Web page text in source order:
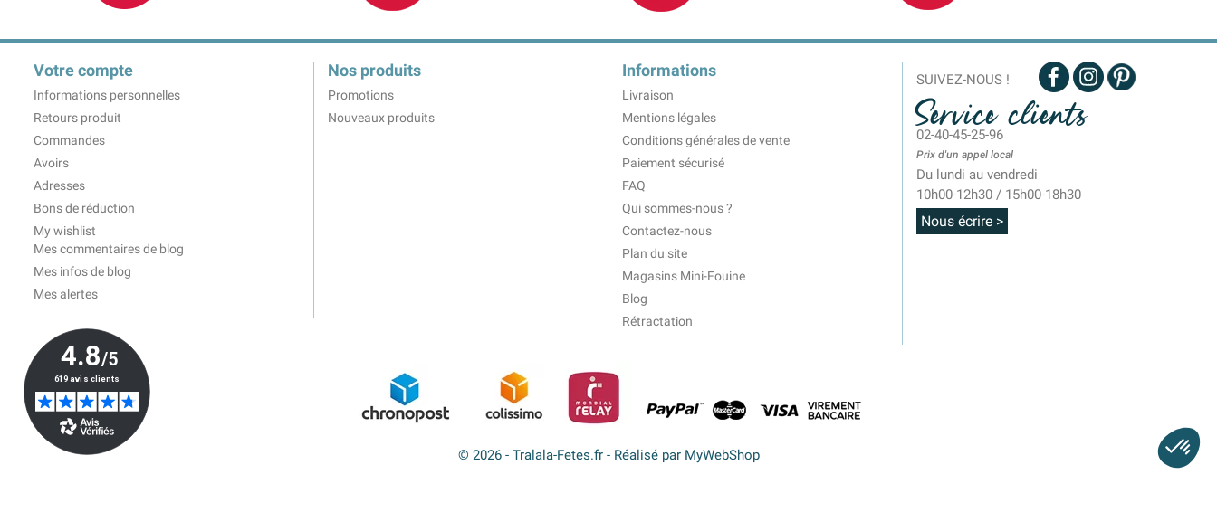
Votre compte
Informations personnelles
Retours produit
Commandes
Avoirs
Adresses
Bons de réduction
My wishlist
Mes commentaires de blog
Mes infos de blog
Mes alertes
Nos produits
Promotions
Nouveaux produits
Informations
Livraison
Mentions légales
Conditions générales de vente
Paiement sécurisé
FAQ
Qui sommes-nous ?
Contactez-nous
Plan du site
Magasins Mini-Fouine
Blog
Rétractation
SUIVEZ-NOUS !
Service clients
02-40-45-25-96
Prix d'un appel local
Du lundi au vendredi
10h00-12h30 / 15h00-18h30
Nous écrire >
© 2026 - Tralala-Fetes.fr - Réalisé par MyWebShop